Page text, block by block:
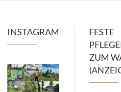
INSTAGRAM
FESTE
ZUM